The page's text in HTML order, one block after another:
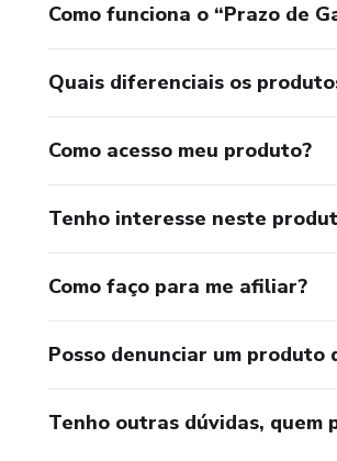
Como funciona o “Prazo de
Quais diferenciais os
Como acesso meu produto?
Tenho interesse neste
Como faço para me afiliar?
Posso denunciar um produto
Tenho outras dúvidas, quem